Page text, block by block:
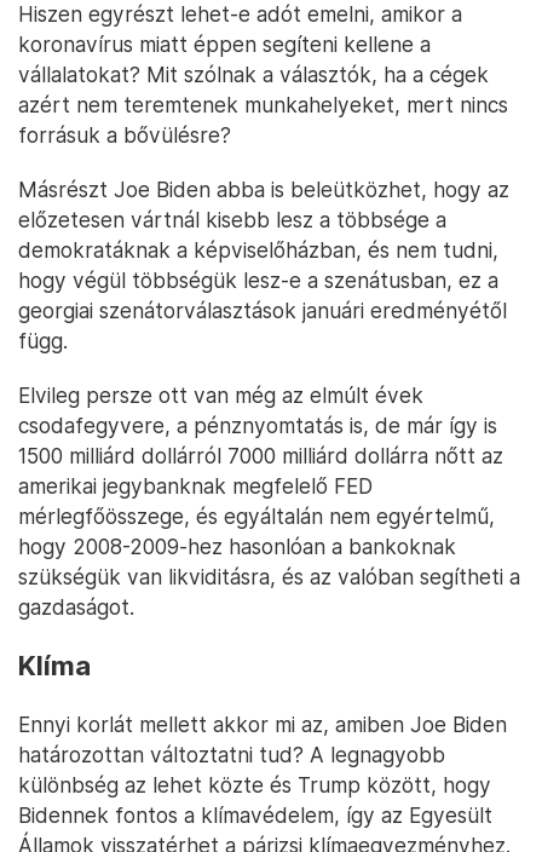
Hiszen egyrészt lehet-e adót emelni, amikor a
koronavírus miatt éppen segíteni kellene a
vállalatokat? Mit szólnak a választók, ha a cégek
azért nem teremtenek munkahelyeket, mert nincs
forrásuk a bővülésre?
Másrészt Joe Biden abba is beleütközhet, hogy az
előzetesen vártnál kisebb lesz a többsége a
demokratáknak a képviselőházban, és nem tudni,
hogy végül többségük lesz-e a szenátusban, ez a
georgiai szenátorválasztások januári eredményétől
függ.
Elvileg persze ott van még az elmúlt évek
csodafegyvere, a pénznyomtatás is, de már így is
1500 milliárd dollárról 7000 milliárd dollárra nőtt az
amerikai jegybanknak megfelelő FED
mérlegfőösszege, és egyáltalán nem egyértelmű,
hogy 2008-2009-hez hasonlóan a bankoknak
szükségük van likviditásra, és az valóban segítheti a
gazdaságot.
Klíma
Ennyi korlát mellett akkor mi az, amiben Joe Biden
határozottan változtatni tud? A legnagyobb
különbség az lehet közte és Trump között, hogy
Bidennek fontos a klímavédelem, így az Egyesült
Államok visszatérhet a párizsi klímaegyezményhez.